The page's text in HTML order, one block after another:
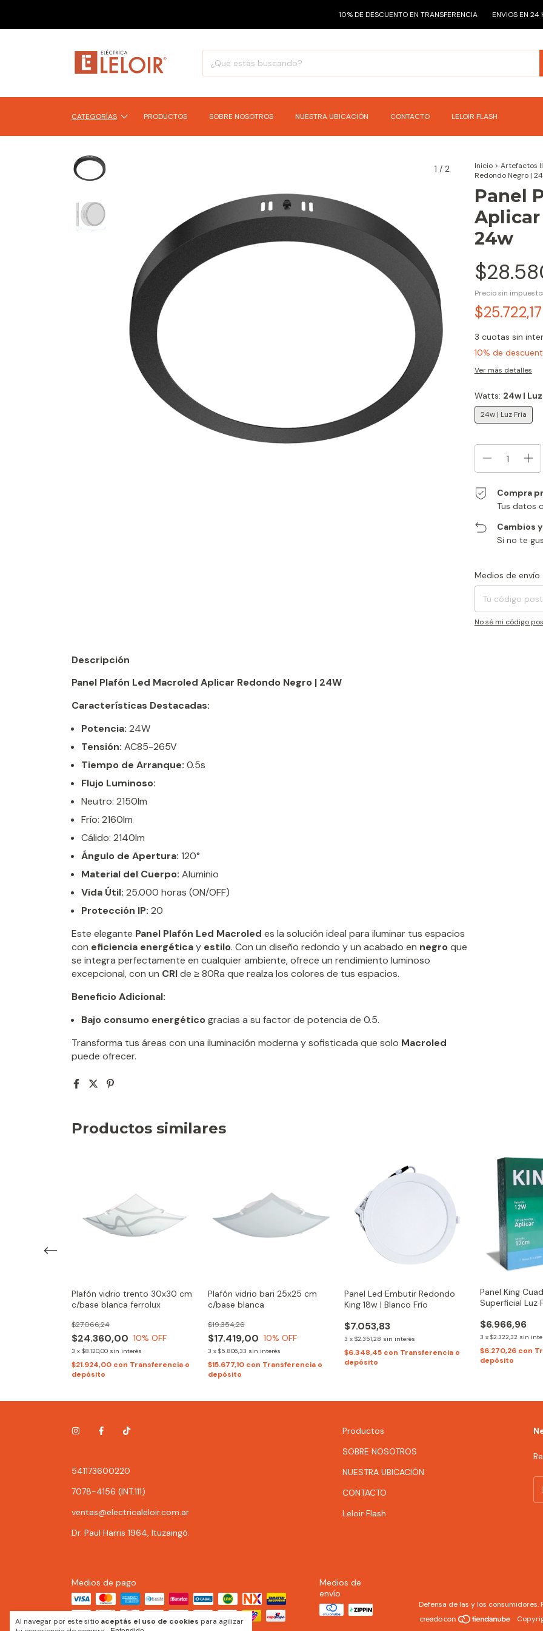
10% DE DESCUENTO EN TRANSFERENCIA ENVIOS EN 24 HS CABA
CATEGORÍAS PRODUCTOS SOBRE NOSOTROS NUESTRA UBICACIÓN CONTACTO LELOIR FLASH
Al navegar por este sitio aceptás el uso de cookies para agilizar
1 / 2 Inicio > Artefactos
Redondo Negro |
Panel
Aplicar
24w
Precio sin
$25.722,17
3 cuotas sin
10% de
Ver más detalles
Watts: 24w |
24w | Luz Fría
Compra
Tus datos
Cambios
Si no te
Entregas para el CP:
Medios de envío
No sé mi código
Descripción
Panel Plafón Led Macroled Aplicar Redondo Negro | 24W
Características Destacadas:
Potencia: 24W
Tensión: AC85-265V
Tiempo de Arranque: 0.5s
Flujo Luminoso:
Neutro: 2150lm
Frío: 2160lm
Cálido: 2140lm
Ángulo de Apertura: 120°
Material del Cuerpo: Aluminio
Vida Útil: 25.000 horas (ON/OFF)
Protección IP: 20
Este elegante Panel Plafón Led Macroled es la solución ideal para iluminar tus espacios
con eficiencia energéticay estilo. Con un diseño redondo y un acabado en negroque
se integra perfectamente en cualquier ambiente, ofrece un rendimiento luminoso
excepcional, con un CRIde ≥ 80Ra que realza los colores de tus espacios.
Beneficio Adicional:
Bajo consumo energéticogracias a su factor de potencia de 0.5.
Transforma tus áreas con una iluminación moderna y sofisticada que solo Macroled
puede ofrecer.
Productos similares
Plafón vidrio trento 30x30 cm
c/base blanca ferrolux
$24.360,00
$27.066,24
10% OFF
3 x $8.120,00 sin interés
$21.924,00 con Transferencia o
depósito
Plafón vidrio bari 25x25 cm
c/base blanca
$17.419,00
$19.354,26
10% OFF
3 x $5.806,33 sin interés
$15.677,10 con Transferencia o
depósito
Panel Led Embutir Redondo
King 18w | Blanco Frío
$7.053,83
3 x $2.351,28 sin interés
$6.348,45 con Transferencia o
depósito
Panel King
Superficial Luz
$6.966,96
3 x$2.322,32 sin
$6.270,26 con
depósito
541173600220
7078-4156 (INT.111)
ventas@electricaleloir.com.ar
Dr. Paul Harris 1964, Ituzaingó.
Productos
SOBRE NOSOTROS
NUESTRA UBICACIÓN
CONTACTO
Leloir Flash
Medios de pago
Medios de
envío
Defensa de las y los consumidores.